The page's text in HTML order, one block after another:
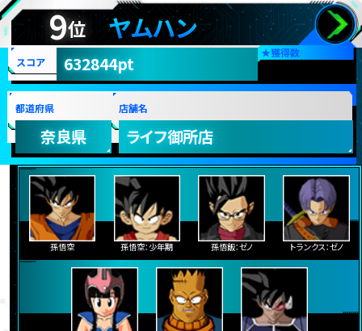
9位 ヤムハン
★獲得数
スコア 632844pt
都道府県
奈良県
店舗名
ライフ御所店
孫悟空 孫悟空：少年期 孫悟飯：ゼノ トランクス：ゼノ